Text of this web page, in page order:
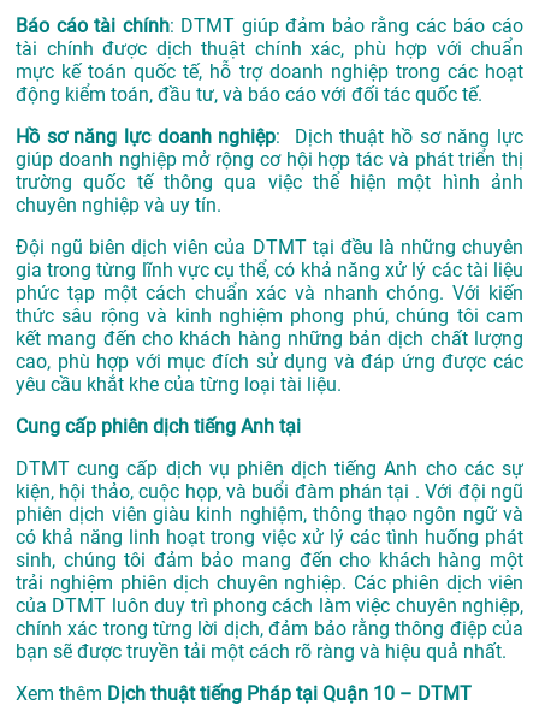
Báo cáo tài chính: DTMT giúp đảm bảo rằng các báo cáo
tài chính được dịch thuật chính xác, phù hợp với chuẩn
mực kế toán quốc tế, hỗ trợ doanh nghiệp trong các hoạt
động kiểm toán, đầu tư, và báo cáo với đối tác quốc tế.
Hồ sơ năng lực doanh nghiệp: Dịch thuật hồ sơ năng lực
giúp doanh nghiệp mở rộng cơ hội hợp tác và phát triển thị
trường quốc tế thông qua việc thể hiện một hình ảnh
chuyên nghiệp và uy tín.
Đội ngũ biên dịch viên của DTMT tại đều là những chuyên
gia trong từng lĩnh vực cụ thể, có khả năng xử lý các tài liệu
phức tạp một cách chuẩn xác và nhanh chóng. Với kiến
thức sâu rộng và kinh nghiệm phong phú, chúng tôi cam
kết mang đến cho khách hàng những bản dịch chất lượng
cao, phù hợp với mục đích sử dụng và đáp ứng được các
yêu cầu khắt khe của từng loại tài liệu.
Cung cấp phiên dịch tiếng Anh tại
DTMT cung cấp dịch vụ phiên dịch tiếng Anh cho các sự
kiện, hội thảo, cuộc họp, và buổi đàm phán tại . Với đội ngũ
phiên dịch viên giàu kinh nghiệm, thông thạo ngôn ngữ và
có khả năng linh hoạt trong việc xử lý các tình huống phát
sinh, chúng tôi đảm bảo mang đến cho khách hàng một
trải nghiệm phiên dịch chuyên nghiệp. Các phiên dịch viên
của DTMT luôn duy trì phong cách làm việc chuyên nghiệp,
chính xác trong từng lời dịch, đảm bảo rằng thông điệp của
bạn sẽ được truyền tải một cách rõ ràng và hiệu quả nhất.
Xem thêm Dịch thuật tiếng Pháp tại Quận 10 – DTMT